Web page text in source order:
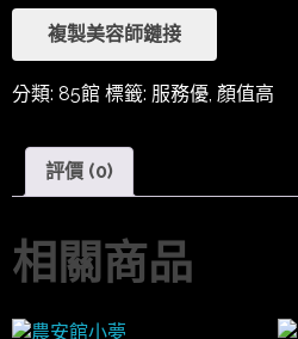
複製美容師鏈接
分類: 85館 標籤: 服務優, 顏值高
評價 (0)
相關商品